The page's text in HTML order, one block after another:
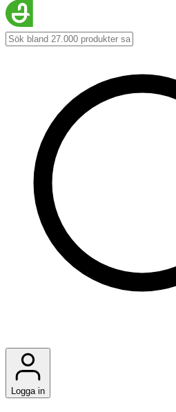
Logga in